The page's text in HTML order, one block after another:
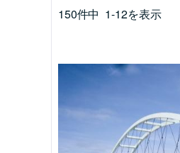
150件中 1-12を表示